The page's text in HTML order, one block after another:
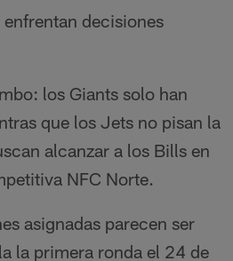
decisiones
los Giants solo han
que los Jets no pisan la
alcanzar a los Bills en
NFC Norte.
asignadas parecen ser
la primera ronda el 24 de